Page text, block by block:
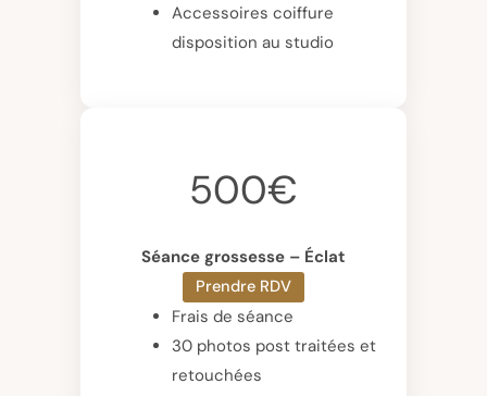
Accessoires coiffure
disposition au studio
500€
Séance grossesse – Éclat
Prendre RDV
Frais de séance
30 photos post traitées et
retouchées